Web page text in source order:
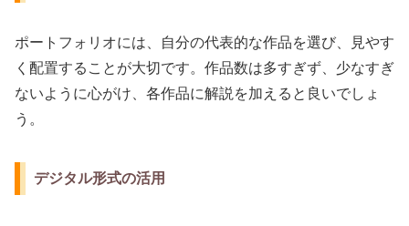
ポートフォリオには、自分の代表的な作品を選び、見やす
く配置することが大切です。作品数は多すぎず、少なすぎ
ないように心がけ、各作品に解説を加えると良いでしょ
う。
デジタル形式の活用